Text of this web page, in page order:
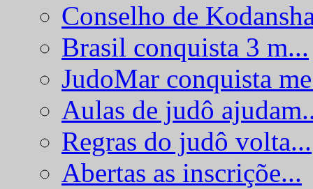
Conselho de
Brasil conquista 3 m...
JudoMar conquista
Aulas de judô
Regras do judô volta...
Abertas as inscriçõe...